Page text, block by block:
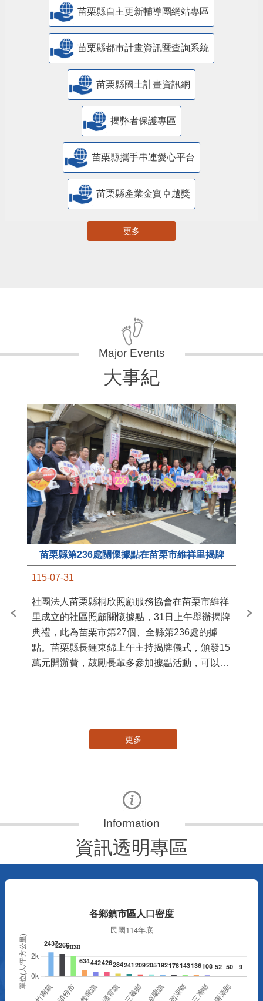
苗栗縣自主更新輔導團網站專區
苗栗縣都市計畫資訊暨查詢系統
苗栗縣國土計畫資訊網
揭弊者保護專區
苗栗縣攜手串連愛心平台
苗栗縣產業金實卓越獎
更多
大事紀
苗栗縣第236處關懷據點在苗栗市維祥里揭牌
115-07-31
社團法人苗栗縣桐欣照顧服務協會在苗栗市維祥
里成立的社區照顧關懷據點，31日上午舉辦揭牌
典禮，此為苗栗市第27個、全縣第236處的據
點。苗栗縣長鍾東錦上午主持揭牌儀式，頒發15
萬元開辦費，鼓勵長輩多參加據點活動，可以更
苗
更多
資訊透明專區